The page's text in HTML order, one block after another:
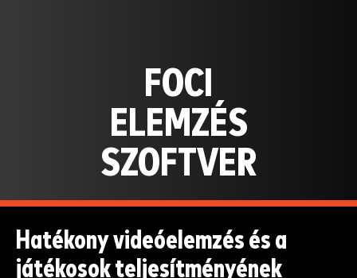
FOCI
ELEMZÉS
SZOFTVER
Hatékony videóelemzés és a
játékosok teljesítményének